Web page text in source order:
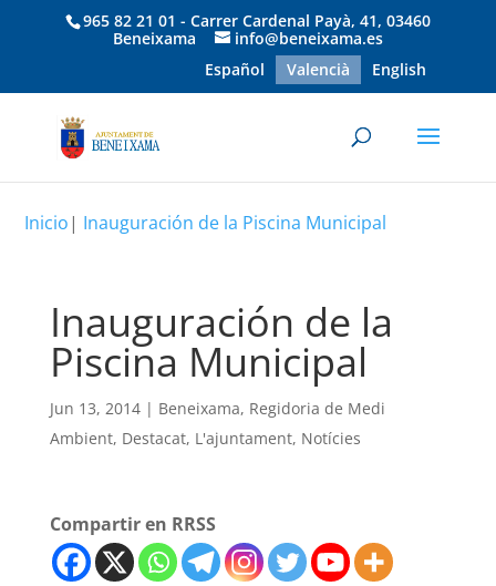
965 82 21 01 - Carrer Cardenal Payà, 41, 03460
Beneixama
info@beneixama.es
Español
Valencià English
Inicio| Inauguración de la Piscina Municipal
Inauguración de la
Piscina Municipal
Jun 13, 2014| Beneixama, Regidoria de Medi
Ambient, Destacat, L'ajuntament, Notícies
Compartir en RRSS